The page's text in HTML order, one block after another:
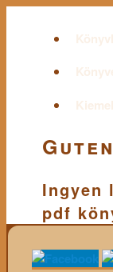
Ingyen
pdf